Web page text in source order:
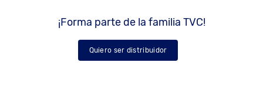
¡Forma parte de la familia TVC!
Quiero ser distribuidor